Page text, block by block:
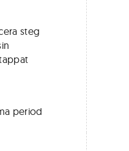
steg
period